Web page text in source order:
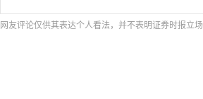
网友评论仅供其表达个人看法，并不表明证券时报立场